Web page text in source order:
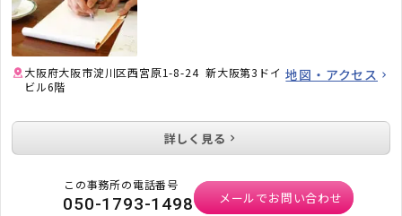
大阪府大阪市淀川区西宮原1-8-24 新大阪第3ドイ
ビル6階
地図・アクセス
詳しく見る
この事務所の電話番号
050-1793-1498 メールでお問い合わせ